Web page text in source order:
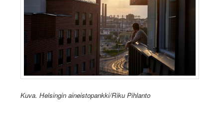
Kuva. Helsingin aineistopankki/Riku Pihlanto